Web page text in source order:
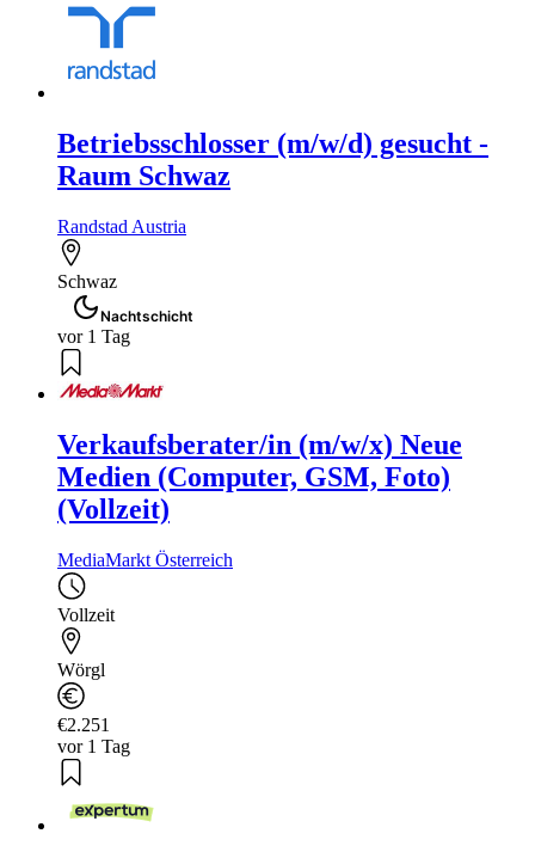
Betriebsschlosser (m/w/d) gesucht -
Raum Schwaz
Randstad Austria
Schwaz
Nachtschicht
vor 1 Tag
Verkaufsberater/in (m/w/x) Neue
Medien (Computer, GSM, Foto)
(Vollzeit)
MediaMarkt Österreich
Vollzeit
Wörgl
€2.251
vor 1 Tag